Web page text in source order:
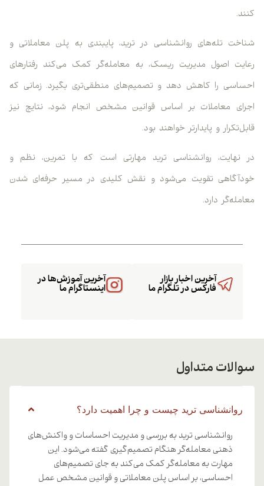
کنند.
شناخت تله‌های روانشناسی در ترید، پایبندی به پلن معاملاتی و
رعایت اصول مدیریت ریسک، به معامله‌گر کمک می‌کند رفتارهای
احساسی را کاهش دهد و تصمیم‌های منطقی‌تری بگیرد. زمانی که
اجرای معاملات بر اساس قوانین مشخص انجام شود، نتایج نیز
قابل‌تکرار و پایدارتر خواهند بود.
در نهایت، روانشناسی ترید مهارتی است که با تمرین، نظم و
خودآگاهی تقویت می‌شود و نقش کلیدی در مسیر حرفه‌ای شدن
معامله‌گر دارد.
آخرین آموزش‌ها در
اینستاگرام ما
آخرین اخبار بازار
فارکس در تلگرام ما
سوالات متداول
روانشناسی ترید چیست و چرا اهمیت دارد؟
روانشناسی ترید به بررسی و مدیریت احساسات و واکنش‌های
ذهنی معامله‌گر هنگام تصمیم‌گیری گفته می‌شود. این
مهارت به معامله‌گر کمک می‌کند به جای تصمیم‌های
احساسی، بر اساس پلن معاملاتی و قوانین مشخص عمل